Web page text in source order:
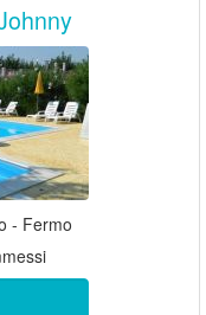
- Fermo